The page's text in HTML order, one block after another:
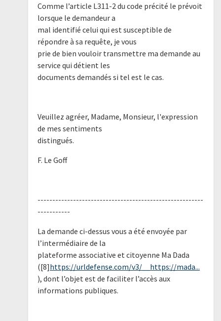
Comme l’article L311-2 du code précité le prévoit
lorsque le demandeur a
mal identifié celui qui est susceptible de
répondre à sa requête, je vous
prie de bien vouloir transmettre ma demande au
service qui détient les
documents demandés si tel est le cas.
Veuillez agréer, Madame, Monsieur, l'expression
de mes sentiments
distingués.
F. Le Goff
--------------------------------------------------------
-----------
La demande ci-dessus vous a été envoyée par
l’intermédiaire de la
plateforme associative et citoyenne Ma Dada
([8]https://urldefense.com/v3/__https://mada...
), dont l’objet est de faciliter l’accès aux
informations publiques.